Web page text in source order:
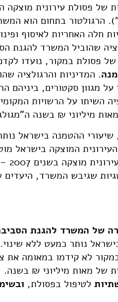
של פסולת עירונית מוצקה
הרגולטור בתחום הוא
האחריות לאיסוף
. המדיניות והרגולציה
מגוון סקטורים, ביניהם
השיתו על הרשויות
מיליוני ₪ בשנה
ההטמנה בישראל
קרוב ל-80% מהפסולת העירונית
שגיבש המשרד,
של המשרד להגנת
נותר כמעט ללא שינוי.
לא קידמו במאומה את
של מאות מיליוני ₪ בשנה.
לטיפול בפסולת,